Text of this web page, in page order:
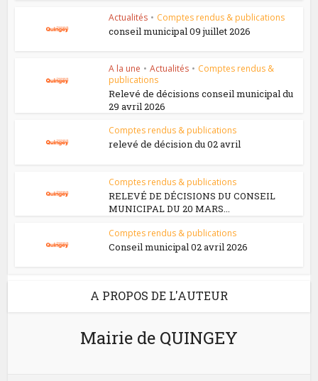
Actualités • Comptes rendus & publications
conseil municipal 09 juillet 2026
A la une • Actualités • Comptes rendus &
publications
Relevé de décisions conseil municipal du
29 avril 2026
Comptes rendus & publications
relevé de décision du 02 avril
Comptes rendus & publications
RELEVÉ DE DÉCISIONS DU CONSEIL
MUNICIPAL DU 20 MARS...
Comptes rendus & publications
Conseil municipal 02 avril 2026
A PROPOS DE L'AUTEUR
Mairie de QUINGEY